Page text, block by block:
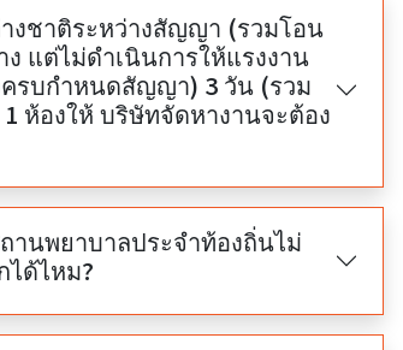
งชาติระหว่างสัญญา (รวมโอน
แต่ไม่ดำเนินการให้แรงงาน
รบกำหนดสัญญา) 3 วัน (รวม
ห้องให้ บริษัทจัดหางานจะต้อง
านพยาบาลประจำท้องถิ่นไม่
ได้ไหม?